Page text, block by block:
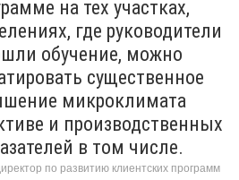
на тех участках,
где руководители
обучение, можно
существенное
микроклимата
и производственных
в том числе.
по развитию клиентских программ